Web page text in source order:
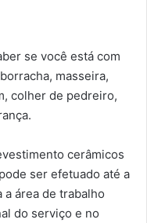
se você está com
masseira,
colher de pedreiro,
cerâmicos
ser efetuado até a
área de trabalho
do serviço e no